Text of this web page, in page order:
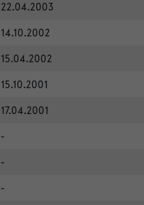
22.04.2003
14.10.2002
15.04.2002
15.10.2001
17.04.2001
-
-
-